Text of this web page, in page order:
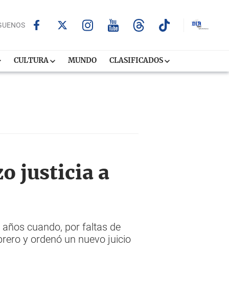
CULTURA MUNDO CLASIFICADOS
justicia a
cuando, por faltas de
y ordenó un nuevo juicio